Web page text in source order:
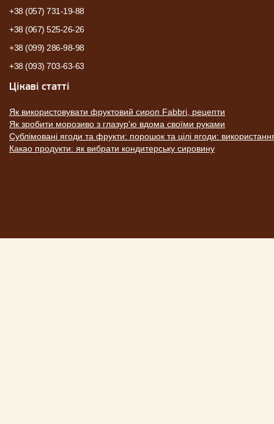
+38 (057) 731-19-88
+38 (067) 525-26-26
+38 (099) 286-98-98
+38 (093) 703-63-63
Цікаві статті
Як використовувати фруктовий сироп Fabbri, рецепти
Як зробити морозиво з глазур'ю вдома своїми руками
Сублімовані ягоди та фрукти: порошок та цілі ягоди:
Какао продукти: як вибрати кондитерську сировину